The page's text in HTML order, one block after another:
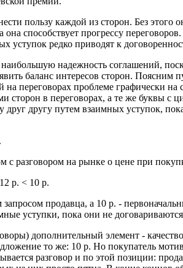
пользу каждой из сторон. Без этого
способствует прогрессу
уступок редко приводят к
надежность соглашений,
баланс интересов сторон. Поясним
переговорах проблеме графически на
сторон в переговорах, а те же буквы с
друг другу путем взаимных уступок,
разговором на рынке о цене при
р. < 10 р.
продавца, а 10 р. -
уступки, пока они не
дополнительный элемент -
то же: 10 р. Но покупатель
разговор и по этой позиции: